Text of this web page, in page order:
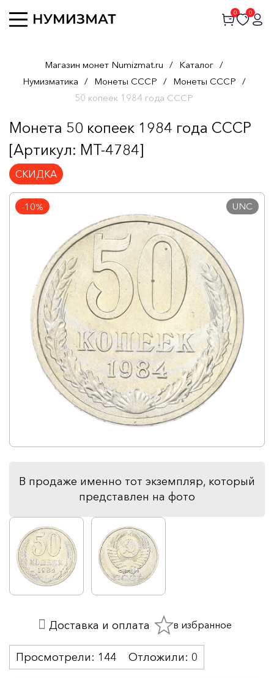
0 0
Магазин монет Numizmat.ru / Каталог /
Нумизматика / Монеты СССР / Монеты СССР /
50 копеек 1984 года СССР
Монета 50 копеек 1984 года СССР
[Артикул: MT-4784]
СКИДКА
-10% UNC
В продаже именно тот экземпляр, который
представлен на фото
Просмотрели: 144 Отложили: 0
Доставка и оплата в избранное